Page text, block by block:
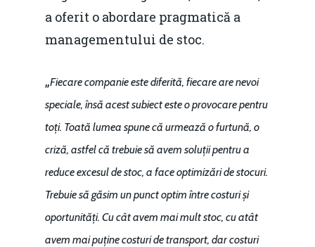
a oferit o abordare pragmatică a
managementului de stoc.
„Fiecare companie este diferită, fiecare are nevoi
speciale, însă acest subiect este o provocare pentru
toți. Toată lumea spune că urmează o furtună, o
criză, astfel că trebuie să avem soluții pentru a
reduce excesul de stoc, a face optimizări de stocuri.
Trebuie să găsim un punct optim între costuri și
oportunități. Cu cât avem mai mult stoc, cu atât
avem mai puține costuri de transport, dar costuri